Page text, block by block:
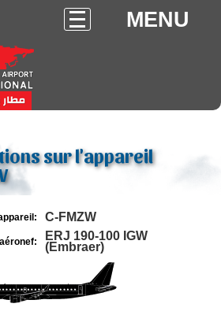
MENU
sur l'appareil
C-FMZW
ERJ 190-100 IGW
(Embraer)